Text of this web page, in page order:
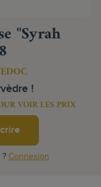
"Syrah
!
VOIR LES PRIX
? Connexion